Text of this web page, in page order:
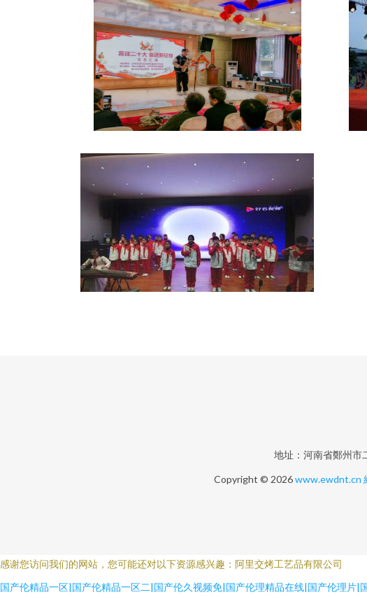
地址：河南省鄭州市
Copyright © 2026www.ewdnt.cn
感谢您访问我们的网站，您可能还对以下资源感兴趣：阿里交烤工艺品有限公司
国产伦精品一区|国产伦精品一区二|国产伦久视频免|国产伦理精品在线|国产伦理